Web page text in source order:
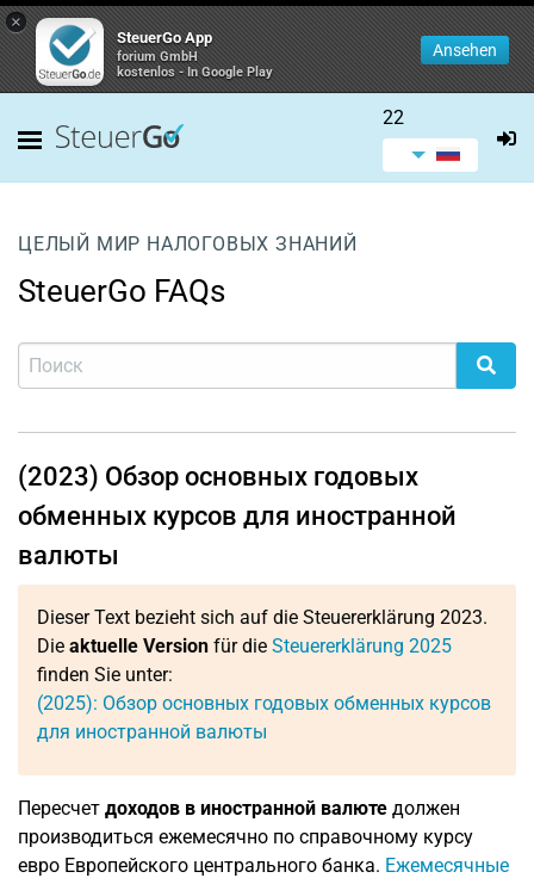
×
SteuerGo App
forium GmbH
kostenlos - In Google Play
Ansehen
22
ЦЕЛЫЙ МИР НАЛОГОВЫХ ЗНАНИЙ
SteuerGo FAQs
(2023) Обзор основных годовых
обменных курсов для иностранной
валюты
Dieser Text bezieht sich auf die Steuererklärung 2023.
Die aktuelle Version für die Steuererklärung 2025
finden Sie unter:
(2025): Обзор основных годовых обменных курсов
для иностранной валюты
Пересчет доходов в иностранной валюте должен
производиться ежемесячно по справочному курсу
евро Европейского центрального банка. Ежемесячные